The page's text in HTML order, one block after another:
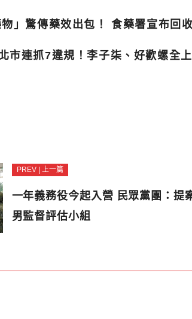
」驚傳藥效出包！ 食藥署宣布回
市連抓7違規！李子柒、好歡螺全
PREV | 上一篇
一年義務役今起入營 民眾黨團：提
男監督評估小組